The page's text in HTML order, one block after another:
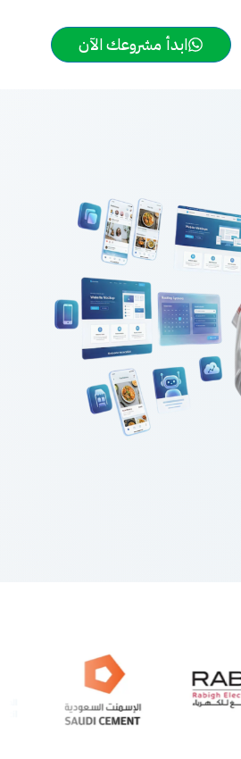
ابدأ مشروعك الآن